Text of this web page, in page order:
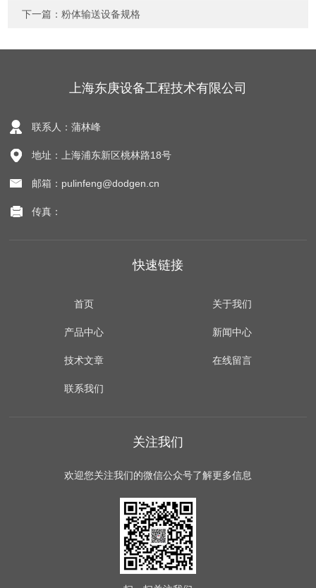
下一篇：粉体输送设备规格
上海东庚设备工程技术有限公司
联系人：蒲林峰
地址：上海浦东新区桃林路18号
邮箱：pulinfeng@dodgen.cn
传真：
快速链接
首页 关于我们
产品中心 新闻中心
技术文章 在线留言
联系我们
关注我们
欢迎您关注我们的微信公众号了解更多信息